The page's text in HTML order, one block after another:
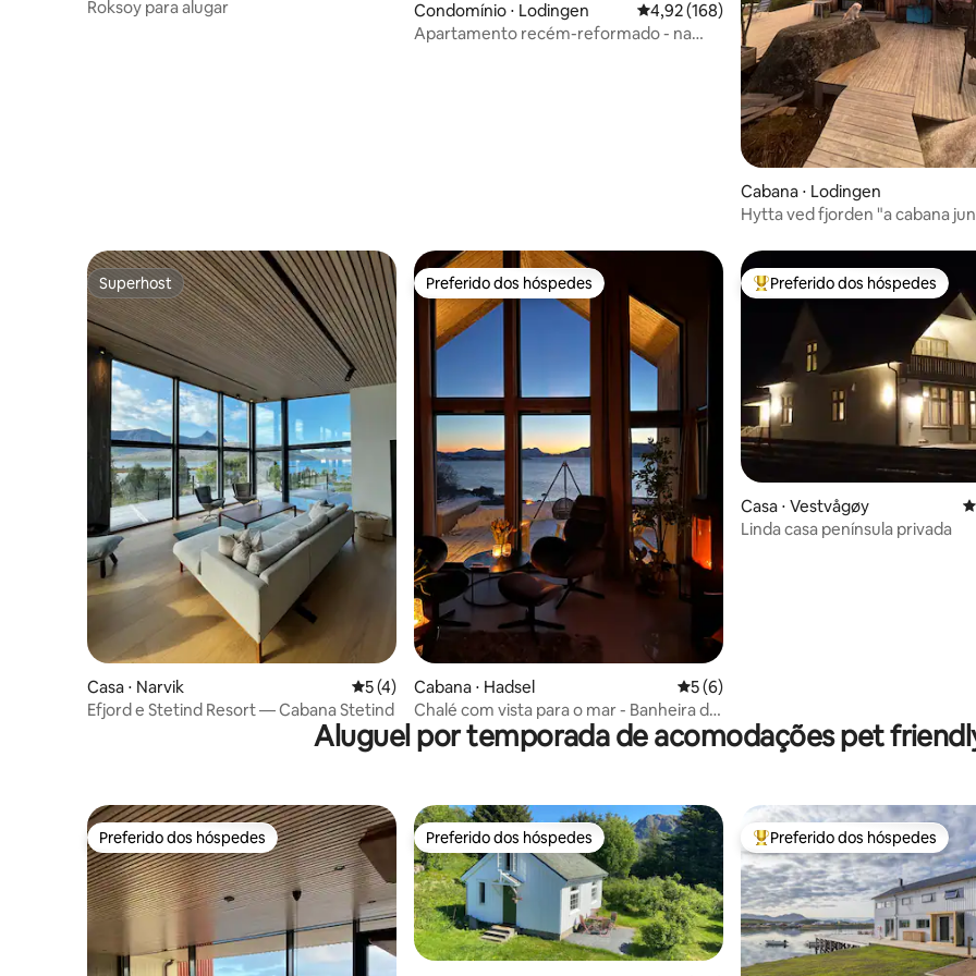
Roksoy para alugar
Condomínio ⋅ Lodingen 4,92 de uma avaliação média de 5, 168
4,92 (168)
Apartamento recém-reformado - na
Cabana ⋅ Lodingen
Hytta ved fjorden "a cabana
Superhost
Superhost
Casa ⋅ Narvik 5 de uma avaliação média de 5, 4 avaliações
5 (4)
Efjord e Stetind Resort — Cabana Stetind
Preferido dos hóspedes
Preferido dos hóspedes
Cabana ⋅ Hadsel 5 de uma avaliação média de 5, 6
5 (6)
Chalé com vista para o mar - Banheira de
hidromassagem ao ar livre
Entre os melhores preferidos
Preferido dos hóspedes
Casa ⋅ Vestvågøy
Linda casa península privada
Aluguel por temporada de acomodações pet
Preferido dos hóspedes
Preferido dos hóspedes Preferido dos hóspedes
Preferido dos hóspedes Entre os melhores preferidos
Preferido dos hóspedes